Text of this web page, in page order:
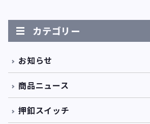
カテゴリー
お知らせ
商品ニュース
押釦スイッチ